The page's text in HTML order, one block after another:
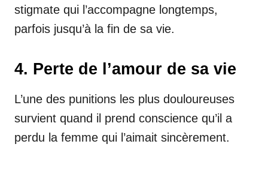
stigmate qui l’accompagne longtemps,
parfois jusqu’à la fin de sa vie.
4. Perte de l’amour de sa vie
L’une des punitions les plus douloureuses
survient quand il prend conscience qu’il a
perdu la femme qui l’aimait sincèrement.